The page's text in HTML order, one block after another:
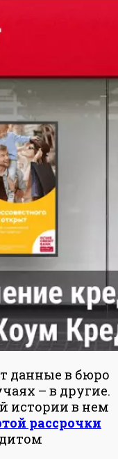
данные в бюро
– в другие.
истории в нем
рассрочки